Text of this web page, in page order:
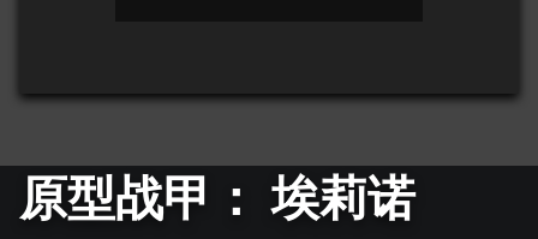
原型战甲： 埃莉诺